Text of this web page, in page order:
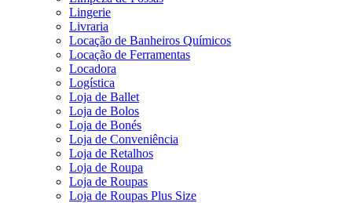
Lingerie
Livraria
Locação de Banheiros Químicos
Locação de Ferramentas
Locadora
Logística
Loja de Ballet
Loja de Bolos
Loja de Bonés
Loja de Conveniência
Loja de Retalhos
Loja de Roupa
Loja de Roupas
Loja de Roupas Plus Size